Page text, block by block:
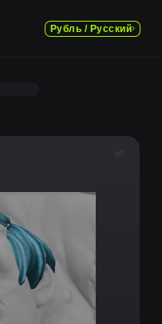
Рубль / Русский
x0